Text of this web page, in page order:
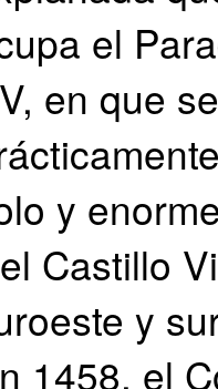
el
en que
y
Castillo
y
1458, el